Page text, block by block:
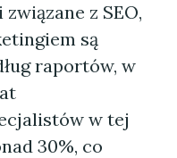
z SEO,
są
raportów, w
w tej
30%, co